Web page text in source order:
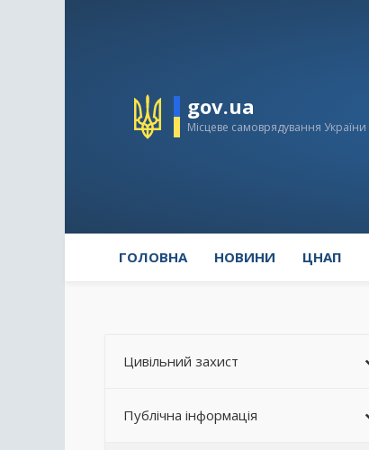
gov.ua
Місцеве самоврядування України
ГОЛОВНА НОВИНИ ЦНАП
Цивільний захист
Публічна інформація